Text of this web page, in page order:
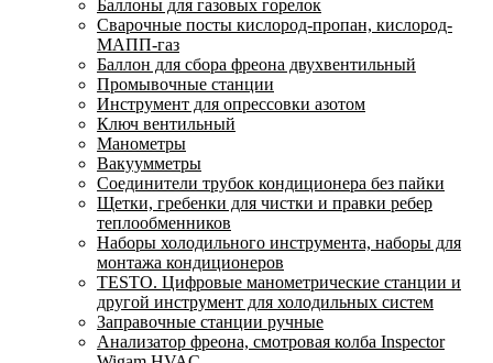
Баллоны для газовых горелок
Сварочные посты кислород-пропан, кислород-
МАПП-газ
Баллон для сбора фреона двухвентильный
Промывочные станции
Инструмент для опрессовки азотом
Ключ вентильный
Манометры
Вакуумметры
Соединители трубок кондиционера без пайки
Щетки, гребенки для чистки и правки ребер
теплообменников
Наборы холодильного инструмента, наборы для
монтажа кондиционеров
TESTO. Цифровые манометрические станции и
другой инструмент для холодильных систем
Заправочные станции ручные
Анализатор фреона, смотровая колба Inspector